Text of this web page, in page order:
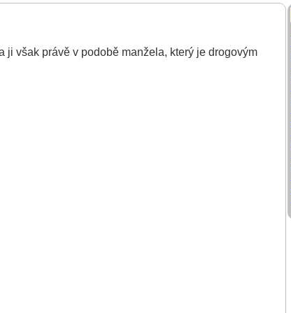
ji však právě v podobě manžela, který je drogovým